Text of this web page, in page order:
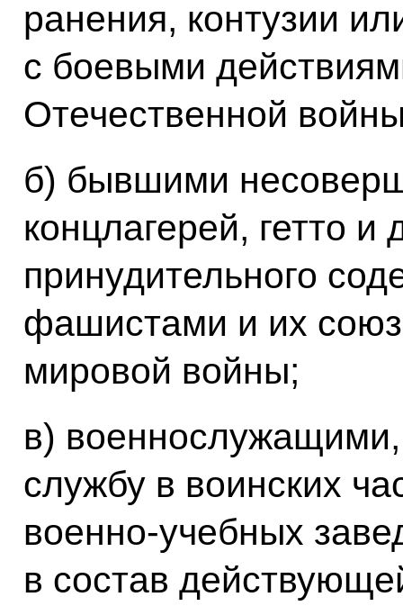
ранения, контузии
с боевыми
Отечественной
б) бывшими
концлагерей, гетто и
принудительного
фашистами и их
мировой войны;
в)
службу в воинских
военно-учебных
в состав